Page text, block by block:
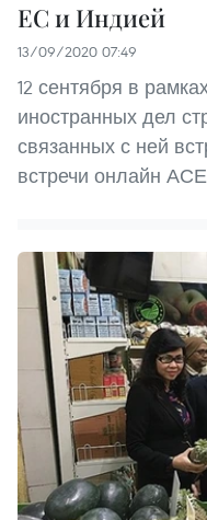
ЕС и Индией
13/09/2020 07:49
12 сентября в
иностранных дел
связанных с ней
встречи онлайн